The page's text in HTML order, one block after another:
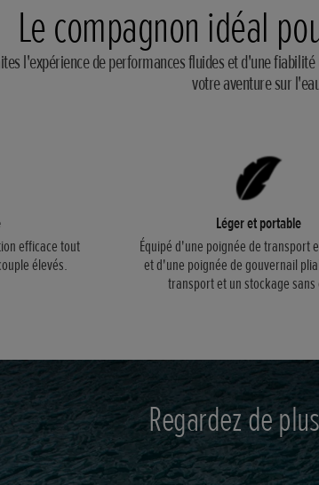
Le compagnon idéal
l'expérience de performances fluides et d'une
votre aventure sur
efficace tout
élevés.
Léger et portable
Équipé d'une poignée de transport
et d'une poignée de gouvernail
transport et un stockage
Regardez de